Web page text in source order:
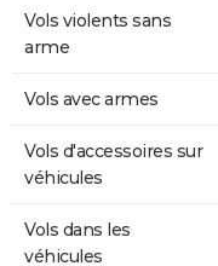
Vols violents sans
arme
Vols avec armes
Vols d'accessoires sur
véhicules
Vols dans les
véhicules